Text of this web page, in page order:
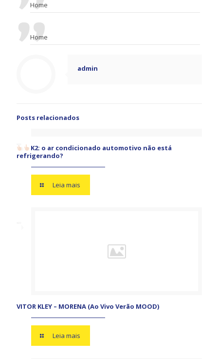
Home
Home
admin
Posts relacionados
K2: o ar condicionado automotivo não está
refrigerando?
Leia mais
VITOR KLEY – MORENA (Ao Vivo Verão MOOD)
Leia mais